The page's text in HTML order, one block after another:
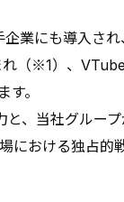
業にも導入さ
れ（※1）、
。
、当社グルー
における独占的